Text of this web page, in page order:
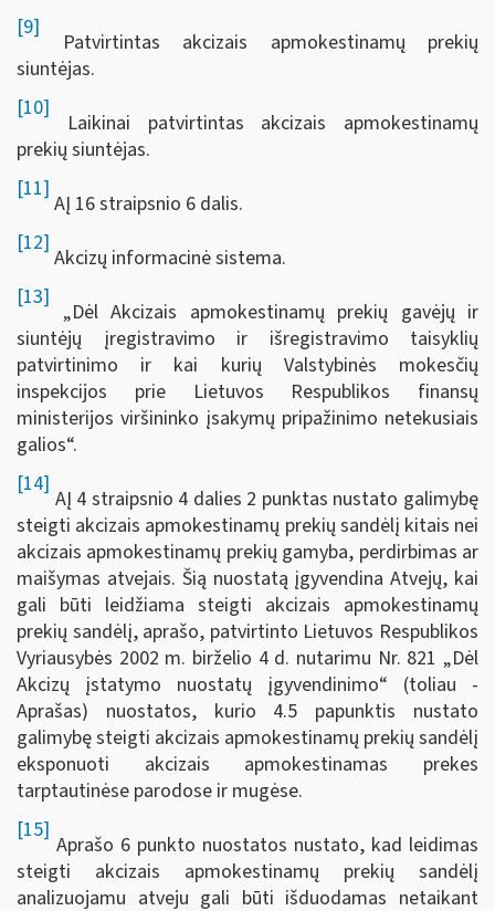
[9]
Patvirtintas akcizais apmokestinamų prekių
siuntėjas.
[10]
Laikinai patvirtintas akcizais apmokestinamų
prekių siuntėjas.
[11]
AĮ 16 straipsnio 6 dalis.
[12]
Akcizų informacinė sistema.
[13]
„Dėl Akcizais apmokestinamų prekių gavėjų ir
siuntėjų įregistravimo ir išregistravimo taisyklių
patvirtinimo ir kai kurių Valstybinės mokesčių
inspekcijos prie Lietuvos Respublikos finansų
ministerijos viršininko įsakymų pripažinimo netekusiais
galios“.
[14]
AĮ 4 straipsnio 4 dalies 2 punktas nustato galimybę
steigti akcizais apmokestinamų prekių sandėlį kitais nei
akcizais apmokestinamų prekių gamyba, perdirbimas ar
maišymas atvejais. Šią nuostatą įgyvendina Atvejų, kai
gali būti leidžiama steigti akcizais apmokestinamų
prekių sandėlį, aprašo, patvirtinto Lietuvos Respublikos
Vyriausybės 2002 m. birželio 4 d. nutarimu Nr. 821 „Dėl
Akcizų įstatymo nuostatų įgyvendinimo“ (toliau -
Aprašas) nuostatos, kurio 4.5 papunktis nustato
galimybę steigti akcizais apmokestinamų prekių sandėlį
eksponuoti akcizais apmokestinamas prekes
tarptautinėse parodose ir mugėse.
[15]
Aprašo 6 punkto nuostatos nustato, kad leidimas
steigti akcizais apmokestinamų prekių sandėlį
analizuojamu atveju gali būti išduodamas netaikant